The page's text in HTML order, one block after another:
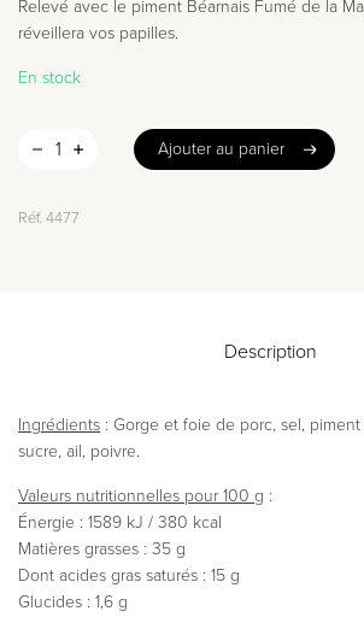
Relevé avec le piment Béarnais Fumé de la
réveillera vos papilles.
En stock
Ajouter au panier
Ajouter au panier
Réf. 4477
Description
Ingrédients : Gorge et foie de porc, sel,
sucre, ail, poivre.
Valeurs nutritionnelles pour 100 g :
Énergie : 1589 kJ / 380 kcal
Matières grasses : 35 g
Dont acides gras saturés : 15 g
Glucides : 1,6 g